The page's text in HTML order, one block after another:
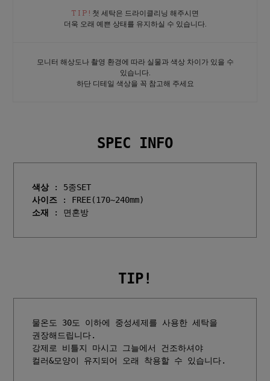
T I P ! 첫 세탁은 드라이클리닝 해주시면
더욱 오래 예쁜 상태를 유지하실 수 있습니다.
모니터 해상도나 촬영 환경에 따라 실물과 색상 차이가 있을 수
있습니다.
하단 디테일 색상을 꼭 참고해 주세요
SPEC INFO
색상
사이즈
소재
TIP!
물온도 30도 이하에 중성세제를 사용한 세탁을
권장해드립니다.
강제로 비틀지 마시고 그늘에서 건조하셔야